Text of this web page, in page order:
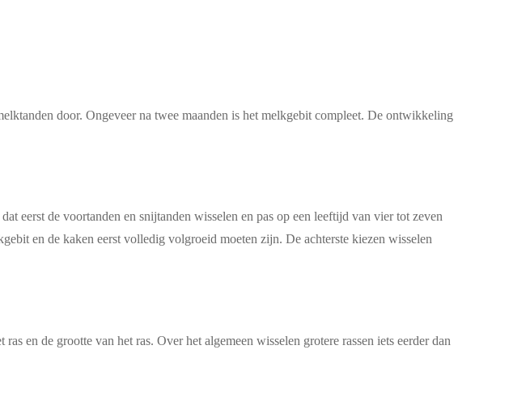
door. Ongeveer na twee maanden is het melkgebit compleet. De ontwikkeling
eerst de voortanden en snijtanden wisselen en pas op een leeftijd van vier tot zeven
en de kaken eerst volledig volgroeid moeten zijn. De achterste kiezen wisselen
en de grootte van het ras. Over het algemeen wisselen grotere rassen iets eerder dan